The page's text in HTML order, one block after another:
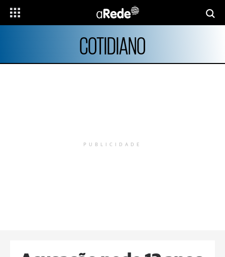
COTIDIANO
PUBLICIDADE